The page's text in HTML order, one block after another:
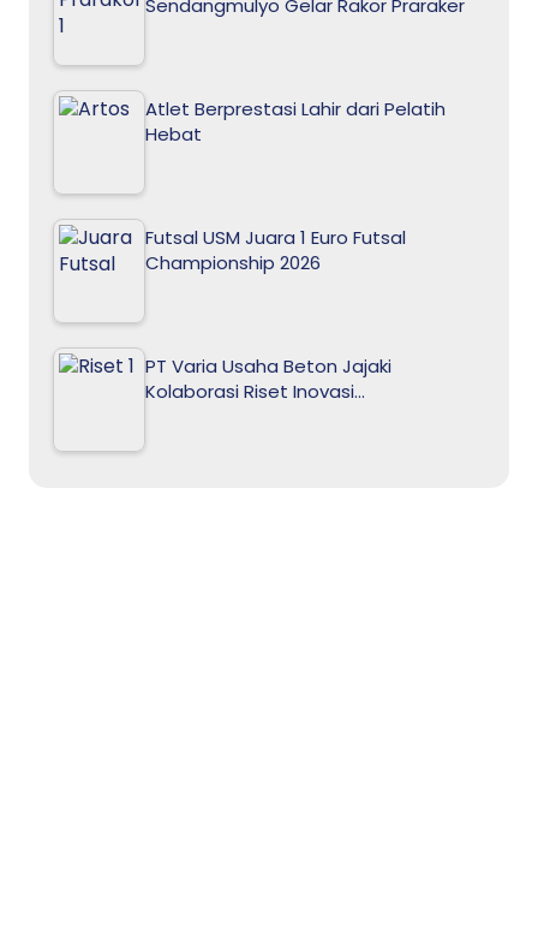
Sendangmulyo Gelar Rakor Praraker
Atlet Berprestasi Lahir dari Pelatih
Hebat
Futsal USM Juara 1 Euro Futsal
Championship 2026
PT Varia Usaha Beton Jajaki
Kolaborasi Riset Inovasi…